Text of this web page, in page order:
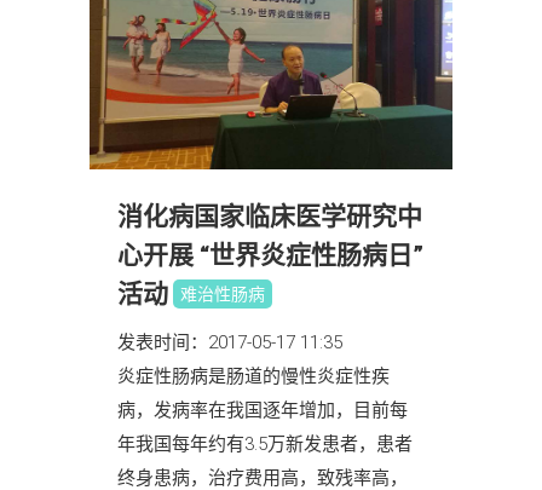
消化病国家临床医学研究中
心开展 “世界炎症性肠病日”
活动
难治性肠病
发表时间：2017-05-17 11:35
炎症性肠病是肠道的慢性炎症性疾
病，发病率在我国逐年增加，目前每
年我国每年约有3.5万新发患者，患者
终身患病，治疗费用高，致残率高，